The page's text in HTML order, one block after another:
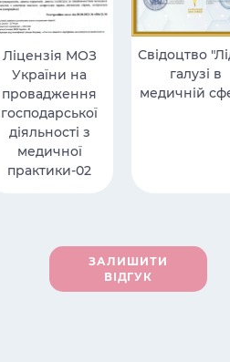
Ліцензія МОЗ
України на
провадження
господарської
діяльності з
медичної
практики-02
Свідоцтво
галузі в
медичній
ЗАЛИШИТИ
ВІДГУК